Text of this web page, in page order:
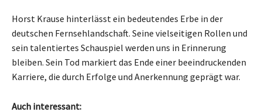
Horst Krause hinterlässt ein bedeutendes Erbe in der
deutschen Fernsehlandschaft. Seine vielseitigen Rollen und
sein talentiertes Schauspiel werden uns in Erinnerung
bleiben. Sein Tod markiert das Ende einer beeindruckenden
Karriere, die durch Erfolge und Anerkennung geprägt war.
Auch interessant: